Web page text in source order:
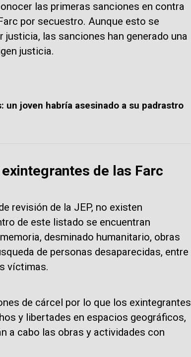
las primeras sanciones en contra
por secuestro. Aunque esto se
las sanciones han generado una
justicia.
un joven habría asesinado a su padrastro
de las Farc
revisión de la JEP, no existen
de este listado se encuentran
desminado humanitario, obras
de personas desaparecidas, entre
víctimas.
de cárcel por lo que los exintegrantes
y libertades en espacios geográficos,
a cabo las obras y actividades con